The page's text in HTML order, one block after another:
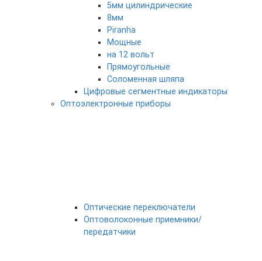
5мм цилиндрические
8мм
Piranha
Мощные
на 12 вольт
Прямоугольные
Соломенная шляпа
Цифровые сегментные индикаторы
Оптоэлектронные приборы
Оптические переключатели
Оптоволоконные приемники/
передатчики